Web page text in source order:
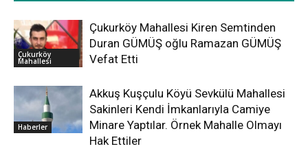
Çukurköy
Mahallesi
Çukurköy Mahallesi Kiren Semtinden
Duran GÜMÜŞ oğlu Ramazan GÜMÜŞ
Vefat Etti
Haberler
Akkuş Kuşçulu Köyü Sevkülü Mahallesi
Sakinleri Kendi İmkanlarıyla Camiye
Minare Yaptılar. Örnek Mahalle Olmayı
Hak Ettiler